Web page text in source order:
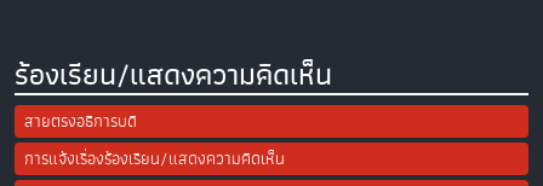
ร้องเรียน/แสดงความคิดเห็น
สายตรงอธิการบดี
การแจ้งเรื่องร้องเรียน/แสดงความคิดเห็น